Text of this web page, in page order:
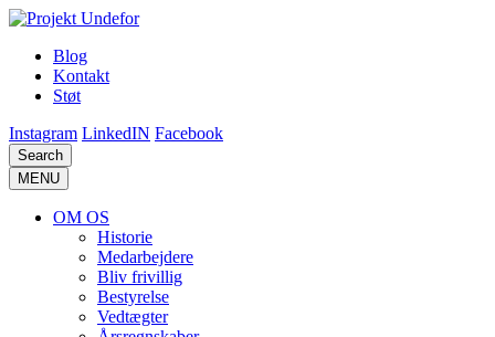
Blog
Kontakt
Støt
Instagram LinkedIN Facebook
Search
MENU
OM OS
Historie
Medarbejdere
Bliv frivillig
Bestyrelse
Vedtægter